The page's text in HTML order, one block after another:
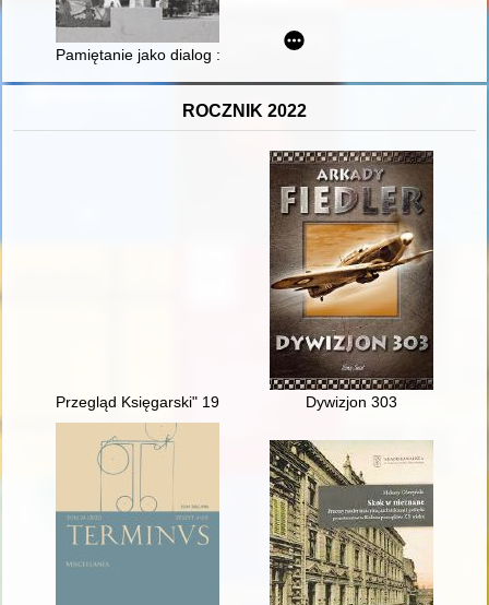
Pamiętanie jako dialog : muzealizacja rodzinnych opowieści o
ROCZNIK 2022
Przegląd Księgarski" 1918-1939 : adnotowana bibliografia
Dywizjon 303